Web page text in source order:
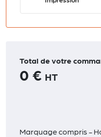
Total de votre
0 € HT
Marquage compris -